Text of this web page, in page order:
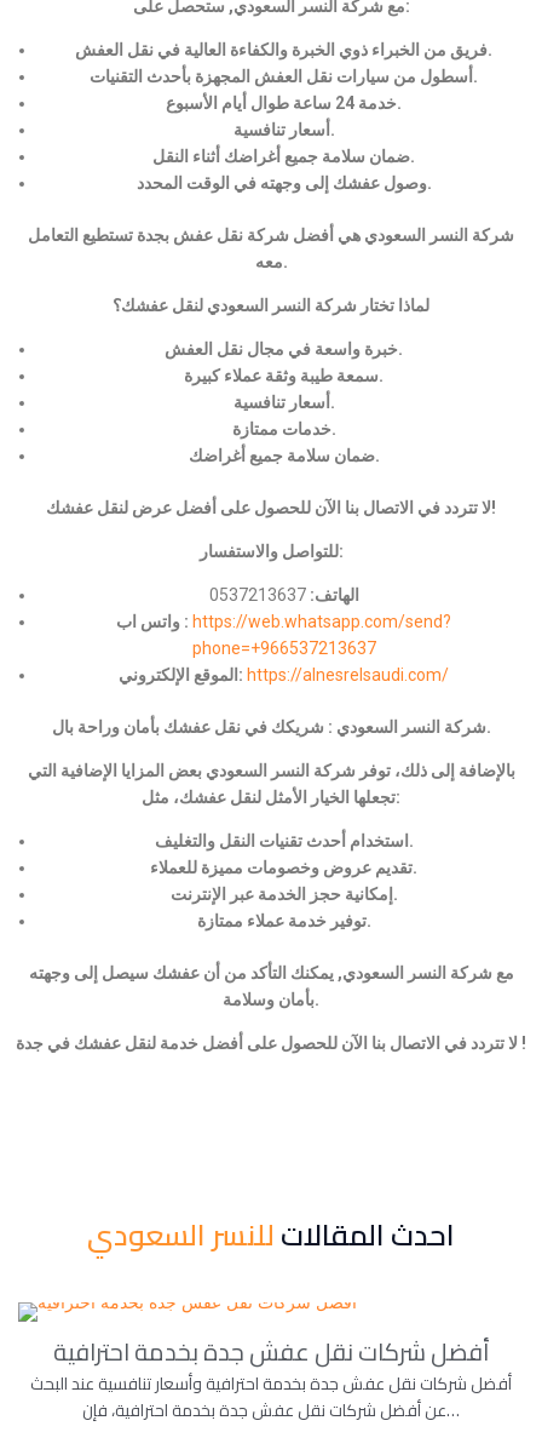
مع شركة النسر السعودي, ستحصل على:
فريق من الخبراء ذوي الخبرة والكفاءة العالية في نقل العفش.
أسطول من سيارات نقل العفش المجهزة بأحدث التقنيات.
خدمة 24 ساعة طوال أيام الأسبوع.
أسعار تنافسية.
ضمان سلامة جميع أغراضك أثناء النقل.
وصول عفشك إلى وجهته في الوقت المحدد.
شركة النسر السعودي هي أفضل شركة نقل عفش بجدة تستطيع التعامل
معه.
لماذا تختار شركة النسر السعودي لنقل عفشك؟
خبرة واسعة في مجال نقل العفش.
سمعة طيبة وثقة عملاء كبيرة.
أسعار تنافسية.
خدمات ممتازة.
ضمان سلامة جميع أغراضك.
لا تتردد في الاتصال بنا الآن للحصول على أفضل عرض لنقل عفشك!
للتواصل والاستفسار:
الهاتف: 0537213637
واتس اب : https://web.whatsapp.com/send?
phone=+966537213637
الموقع الإلكتروني: https://alnesrelsaudi.com/
شركة النسر السعودي : شريكك في نقل عفشك بأمان وراحة بال.
بالإضافة إلى ذلك، توفر شركة النسر السعودي بعض المزايا الإضافية التي
تجعلها الخيار الأمثل لنقل عفشك، مثل:
استخدام أحدث تقنيات النقل والتغليف.
تقديم عروض وخصومات مميزة للعملاء.
إمكانية حجز الخدمة عبر الإنترنت.
توفير خدمة عملاء ممتازة.
مع شركة النسر السعودي, يمكنك التأكد من أن عفشك سيصل إلى وجهته
بأمان وسلامة.
لا تتردد في الاتصال بنا الآن للحصول على أفضل خدمة لنقل عفشك في جدة !
احدث المقالاتللنسر السعودي
أفضل شركات نقل عفش جدة بخدمة احترافية
أفضل شركات نقل عفش جدة بخدمة احترافية وأسعار تنافسية عند البحث
عن أفضل شركات نقل عفش جدة بخدمة احترافية، فإن…